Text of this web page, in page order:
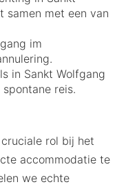
samen met een van
im
in Sankt Wolfgang
reis.
rol bij het
accommodatie te
we echte